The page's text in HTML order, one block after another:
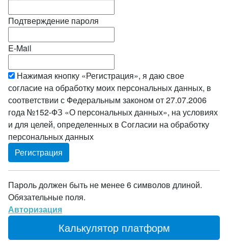
Подтверждение пароля
E-Mail
Нажимая кнопку «Регистрация», я даю свое
согласие на обработку моих персональных данных, в
соответствии с Федеральным законом от 27.07.2006
года №152-ФЗ «О персональных данных», на условиях
и для целей, определенных в Согласии на обработку
персональных данных
Пароль должен быть не менее 6 символов длиной.
Обязательные поля.
Авторизация
Калькулятор платформ